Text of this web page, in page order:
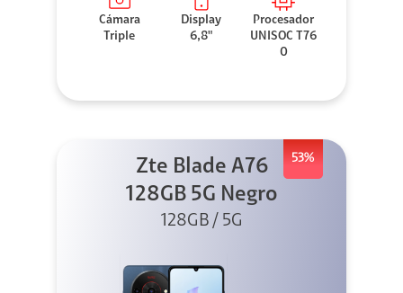
Cámara
Triple
Display
6,8"
Procesador
UNISOC T76
0
53%
Zte Blade A76
128GB 5G Negro
128GB / 5G